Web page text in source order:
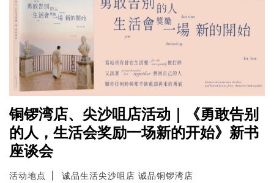
铜锣湾店、尖沙咀店活动｜《勇敢告别
的人，生活会奖励一场新的开始》新书
座谈会
活动地点 诚品生活尖沙咀店 诚品铜锣湾店